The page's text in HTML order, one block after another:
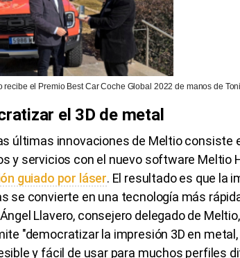
recibe el Premio Best Car Coche Global 2022 de manos de
el 3D de metal
últimas innovaciones de Meltio consiste
y servicios con el nuevo software Meltio
guiado por láser. El resultado es que la
se convierte en una tecnología más
Llavero, consejero delegado de
"democratizar la impresión 3D en
y fácil de usar para muchos perfiles